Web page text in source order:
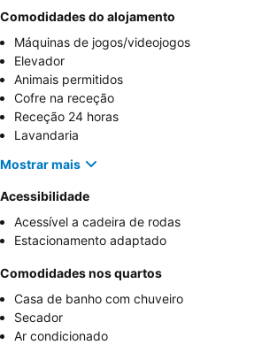
Comodidades do alojamento
Máquinas de jogos/videojogos
Elevador
Animais permitidos
Cofre na receção
Receção 24 horas
Lavandaria
Mostrar mais
Acessibilidade
Acessível a cadeira de rodas
Estacionamento adaptado
Comodidades nos quartos
Casa de banho com chuveiro
Secador
Ar condicionado